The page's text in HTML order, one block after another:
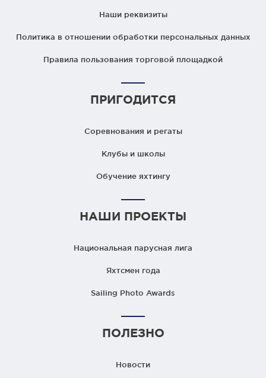
Наши реквизиты
Политика в отношении обработки персональных данных
Правила пользования торговой площадкой
ПРИГОДИТСЯ
Соревнования и регаты
Клубы и школы
Обучение яхтингу
НАШИ ПРОЕКТЫ
Национальная парусная лига
Яхтсмен года
Sailing Photo Awards
ПОЛЕЗНО
Новости